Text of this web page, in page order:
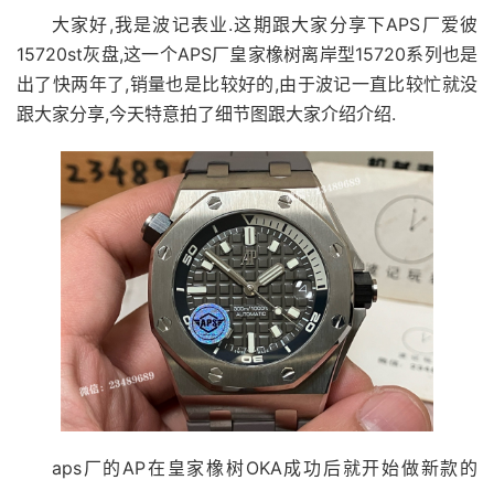
大家好,我是波记表业.这期跟大家分享下APS厂爱彼
15720st灰盘,这一个APS厂皇家橡树离岸型15720系列也是
出了快两年了,销量也是比较好的,由于波记一直比较忙就没
跟大家分享,今天特意拍了细节图跟大家介绍介绍.
aps厂的AP在皇家橡树OKA成功后就开始做新款的